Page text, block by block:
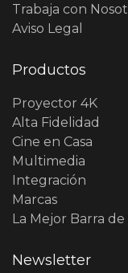
Trabaja con
Aviso Legal
Productos
Proyector 4K
Alta Fidelidad
Cine en Casa
Multimedia
Integración
Marcas
La Mejor Barra de
Newsletter